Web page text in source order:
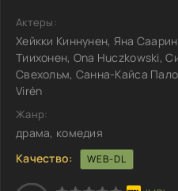
Актеры:
Хейкки Киннунен, Яна
Тиихонен, Ona Huczkowski,
Свехольм, Санна-Кайса
Virén
Жанр:
драма, комедия
Качество:
WEB-DL